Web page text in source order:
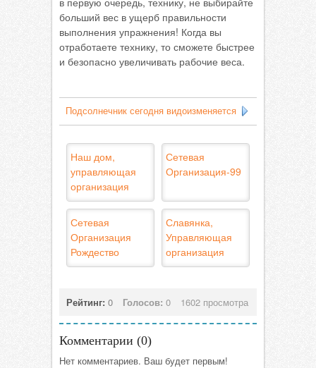
больший вес в ущерб правильности
выполнения упражнения! Когда вы
отработаете технику, то сможете быстрее
и безопасно увеличивать рабочие веса.
Подсолнечник сегодня видоизменяется
Наш дом,
управляющая
организация
Сетевая
Организация-99
Сетевая
Организация
Рождество
Славянка,
Управляющая
организация
Рейтинг: 0 Голосов: 0 1602 просмотра
Комментарии (0)
Нет комментариев. Ваш будет первым!